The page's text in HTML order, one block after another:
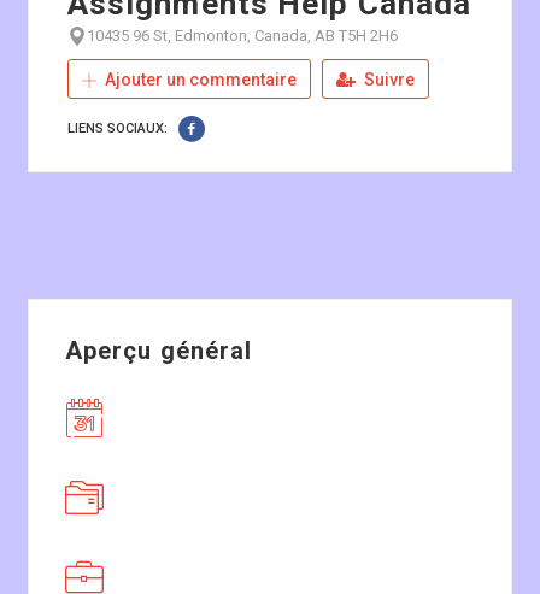
10435 96 St, Edmonton, Canada, AB T5H 2H6
Ajouter un commentaire Suivre
LIENS SOCIAUX:
Aperçu général